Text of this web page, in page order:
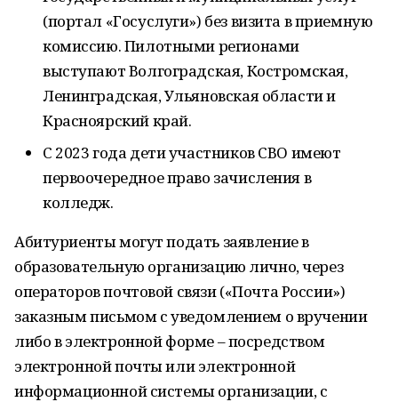
(портал «Госуслуги») без визита в приемную
комиссию. Пилотными регионами
выступают Волгоградская, Костромская,
Ленинградская, Ульяновская области и
Красноярский край.
С 2023 года дети участников СВО имеют
первоочередное право зачисления в
колледж.
Абитуриенты могут подать заявление в
образовательную организацию лично, через
операторов почтовой связи («Почта России»)
заказным письмом с уведомлением о вручении
либо в электронной форме – посредством
электронной почты или электронной
информационной системы организации, с